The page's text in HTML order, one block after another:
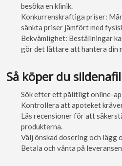
besöka en klinik.
Konkurrenskraftiga priser:
sänkta priser jämfört med
Bekvämlighet: Beställningar
gör det lättare att hantera din
Så köper du
Sök efter ett pålitligt online-
Kontrollera att apoteket
Läs recensioner för att
produkterna.
Välj önskad dosering och lägg
Betala och vänta på leveransen.